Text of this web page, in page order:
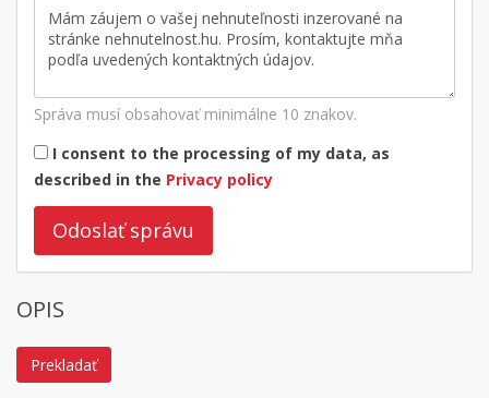
Správa musí obsahovať minimálne 10 znakov.
I consent to the processing of my data, as
described in the Privacy policy
Odoslať správu
OPIS
Prekladať